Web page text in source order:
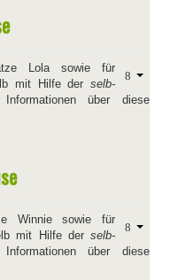
Lola sowie für
mit Hilfe derselb-
über diese
Winnie sowie für
mit Hilfe derselb-
über diese